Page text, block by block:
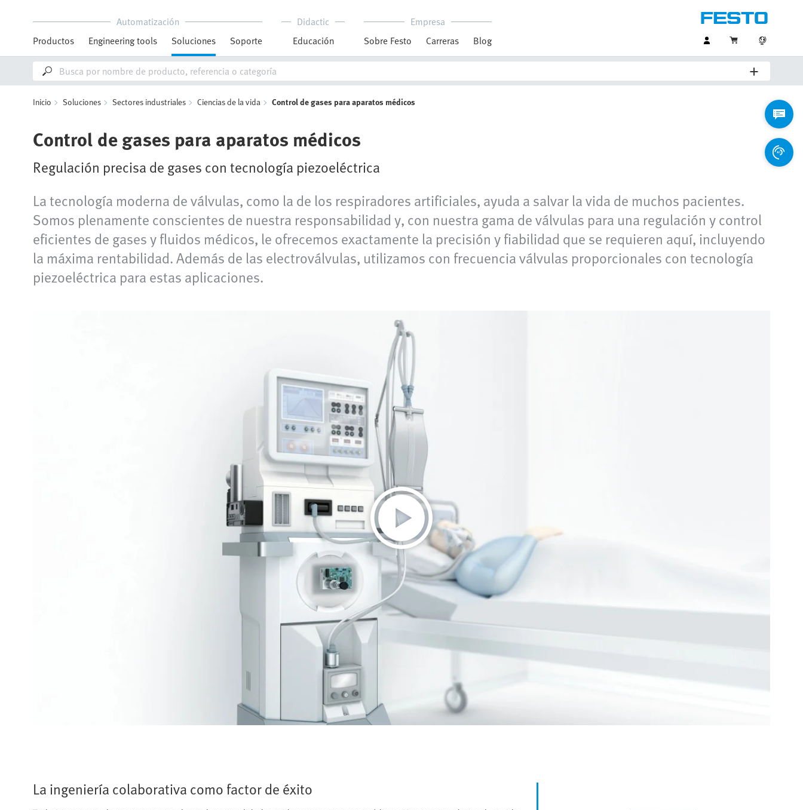
Automatización
Productos
Engineering tools Soluciones Soporte
Didactic
Educación
Empresa
Sobre Festo
Carreras Blog
Inicio Soluciones Sectores industriales Ciencias de la vida Control de gases para aparatos médicos
Control de gases para aparatos médicos
Regulación precisa de gases con tecnología piezoeléctrica
La tecnología moderna de válvulas, como la de los respiradores artificiales, ayuda a salvar la vida de muchos pacientes.
Somos plenamente conscientes de nuestra responsabilidad y, con nuestra gama de válvulas para una regulación y control
eficientes de gases y fluidos médicos, le ofrecemos exactamente la precisión y fiabilidad que se requieren aquí, incluyendo
la máxima rentabilidad. Además de las electroválvulas, utilizamos con frecuencia válvulas proporcionales con tecnología
piezoeléctrica para estas aplicaciones.
La ingeniería colaborativa como factor de éxito